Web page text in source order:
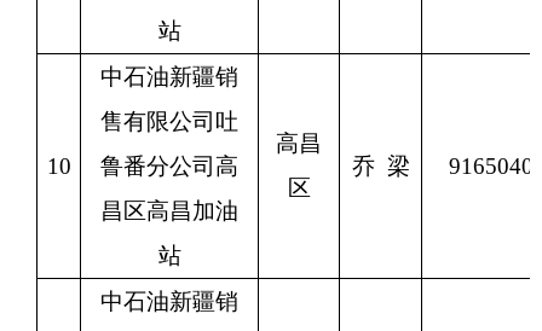
站
10
中石油新疆销
售有限公司吐
鲁番分公司高
昌区高昌加油
站
高昌
区
乔 梁
中石油新疆销